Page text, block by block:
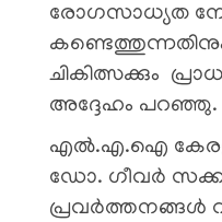
രോഗസാധ്യത
ചികിത്സക്കും
അദ്ദേഹം പറഞ്ഞു.
എല്‍.എ.ഐ കേരള
ഡോ. ഗീവര്‍
പ്രവര്‍ത്തനങ്ങള്‍